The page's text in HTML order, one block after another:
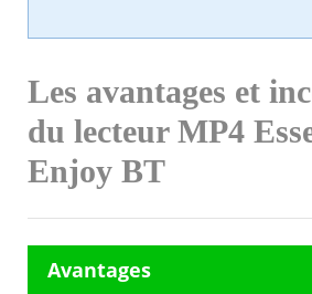
Les avantages et
du lecteur MP4
Enjoy BT